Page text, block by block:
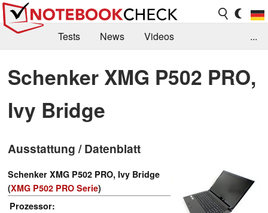
Tests News
Videos
Kaufberatung
Deals Suche
Jobs
Forum
...
Schenker XMG P502 PRO,
Ivy Bridge
Ausstattung / Datenblatt
Schenker XMG P502 PRO, Ivy Bridge
(XMG P502 PRO Serie)
Prozessor